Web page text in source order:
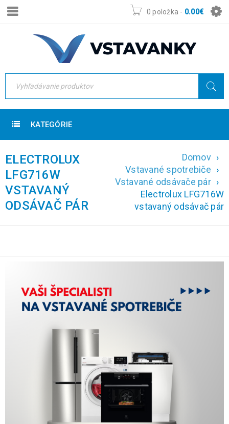
0 položka - 0.00€
KATEGÓRIE
ELECTROLUX
LFG716W
VSTAVANÝ
ODSÁVAČ PÁR
Domov ›
Vstavané spotrebiče ›
Vstavané odsávače pár ›
Electrolux LFG716W
vstavaný odsávač pár